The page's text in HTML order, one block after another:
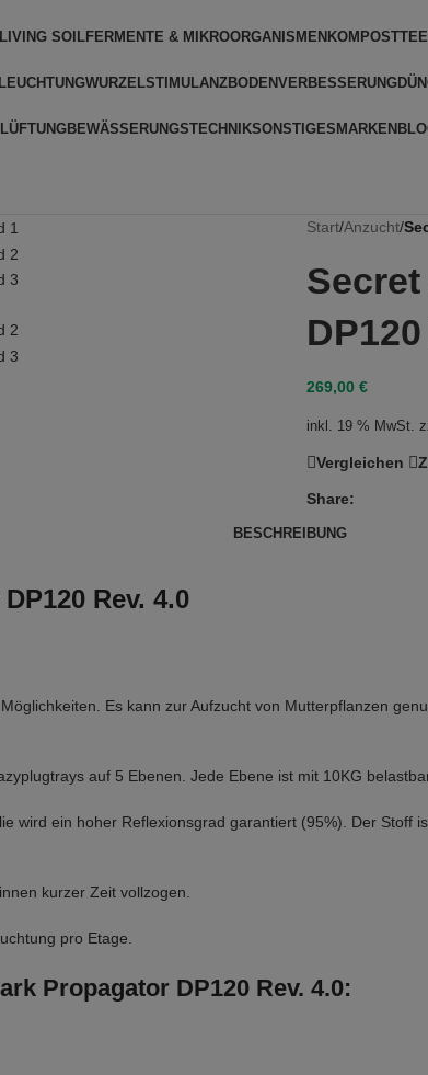
LIVING SOILFERMENTE & MIKROORGANISMENKOMPOSTTEE
WURZELSTIMULANZBODENVERBESSERUNG
BEWÄSSERUNGSTECHNIKSONSTIGESMARKEN
Start/Anzucht/
269,00 €
inkl. 19 % MwSt.
Vergleichen
Share:
BESCHREIBUNG
Rev. 4.0
Es kann zur Aufzucht von Mutterpflanzen
auf 5 Ebenen. Jede Ebene ist mit 10KG
wird ein hoher Reflexionsgrad garantiert (95%). Der Stoff
kurzer Zeit vollzogen.
pro Etage.
Propagator DP120 Rev. 4.0: